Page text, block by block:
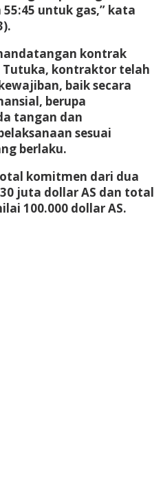
untuk gas,” kata
kontrak
Tutuka, kontraktor telah
baik secara
berupa
tangan dan
sesuai
berlaku.
komitmen dari dua
juta dollar AS dan total
100.000 dollar AS.